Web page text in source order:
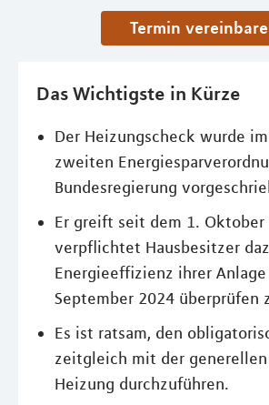
Termin
Das Wichtigste in Kürze
Der Heizungscheck wurde
zweiten
Bundesregierung
Er greift seit dem 1. Oktober
verpflichtet Hausbesitzer
Energieeffizienz ihrer Anlage
September 2024 überprüfen
Es ist ratsam, den
zeitgleich mit der
Heizung durchzuführen.